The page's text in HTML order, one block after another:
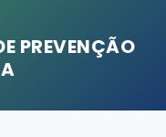
PREVENÇÃO